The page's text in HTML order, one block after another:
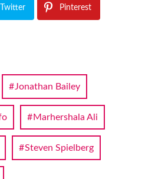
Twitter Pinterest
Jonathan Bailey
Marhershala Ali
Steven Spielberg